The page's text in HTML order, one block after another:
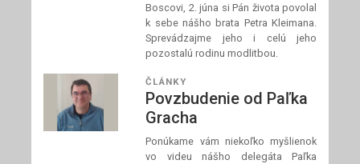
Boscovi, 2. júna si Pán života povolal
k sebe nášho brata Petra Kleimana.
Sprevádzajme jeho i celú jeho
pozostalú rodinu modlitbou.
ČLÁNKY
Povzbudenie od Paľka
Gracha
Ponúkame vám niekoľko myšlienok
vo videu nášho delegáta Paľka